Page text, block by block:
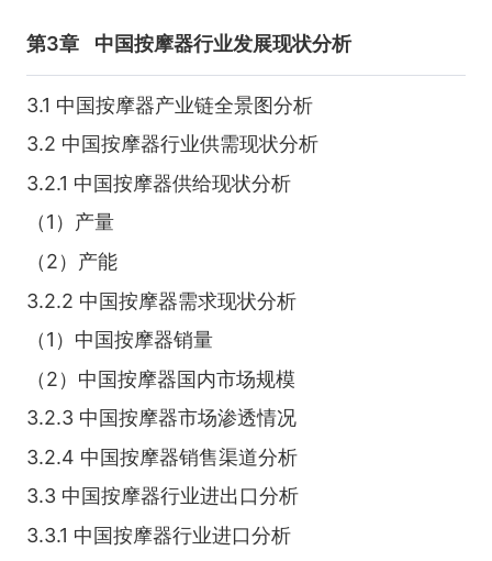
第3章 中国按摩器行业发展现状分析
3.1 中国按摩器产业链全景图分析
3.2 中国按摩器行业供需现状分析
3.2.1 中国按摩器供给现状分析
（1）产量
（2）产能
3.2.2 中国按摩器需求现状分析
（1）中国按摩器销量
（2）中国按摩器国内市场规模
3.2.3 中国按摩器市场渗透情况
3.2.4 中国按摩器销售渠道分析
3.3 中国按摩器行业进出口分析
3.3.1 中国按摩器行业进口分析